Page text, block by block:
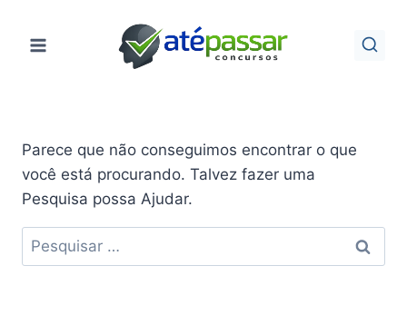
para
Parece que não conseguimos encontrar o que
você está procurando. Talvez fazer uma
Pesquisa possa Ajudar.
Pesquisar
por: